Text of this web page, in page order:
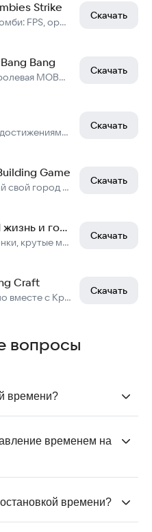
Strike
Обороняй дом от зомби: FPS, оружие, боссы и выживание
Скачать
Bang
Самая популярная ролевая MOBA для телефонов
Скачать
Кулинарные игры с достижениями, весельем и соревнованием.
Скачать
Game
Block Craft 3D: строй свой город в симуляторе.
Скачать
Grand Mobile: РП жизнь и гонки онлайн
Любишь уличные гонки, крутые машины и открытый мир? Наш онлайн РП симулятор ждет
Скачать
Craft
Создавайте ремесло вместе с Крафтсман
Скачать
вопросы
времени?
Такая механика
боях,
временем на
есть всё: отвремени?